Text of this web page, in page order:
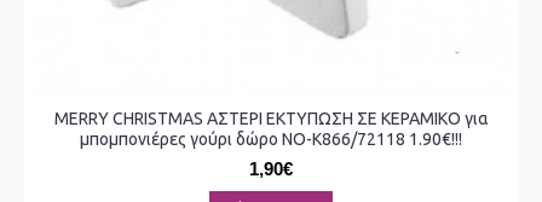
MERRY CHRISTMAS ΑΣΤΕΡΙ ΕΚΤΥΠΩΣΗ ΣΕ ΚΕΡΑΜΙΚΟ για
μπομπονιέρες γούρι δώρο ΝΟ-Κ866/72118 1.90€!!!
1,90€